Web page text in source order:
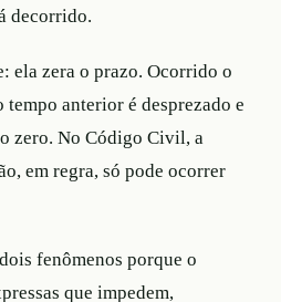
decorrido.
ela zera o prazo. Ocorrido o
anterior é desprezado e
zero. No Código Civil, a
em regra, só pode ocorrer
fenômenos porque o
que impedem,